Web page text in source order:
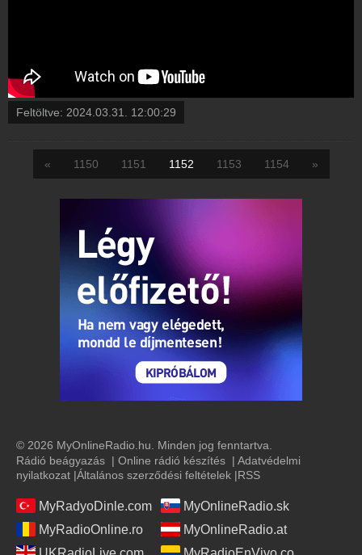
Feltöltve: 2024.03.31. 12:00:29
« 1150 1151 1152 1153 1154 »
© 2026 MyOnlineRadio.hu. Minden jog fenntartva.
Rádió beágyazás | Online rádió készítés | Adatvédelmi
nyilatkozat |Általános szerződési feltételek |RSS
MyRadyoDinle.com
MyOnlineRadio.sk
MyRadioOnline.ro
MyOnlineRadio.at